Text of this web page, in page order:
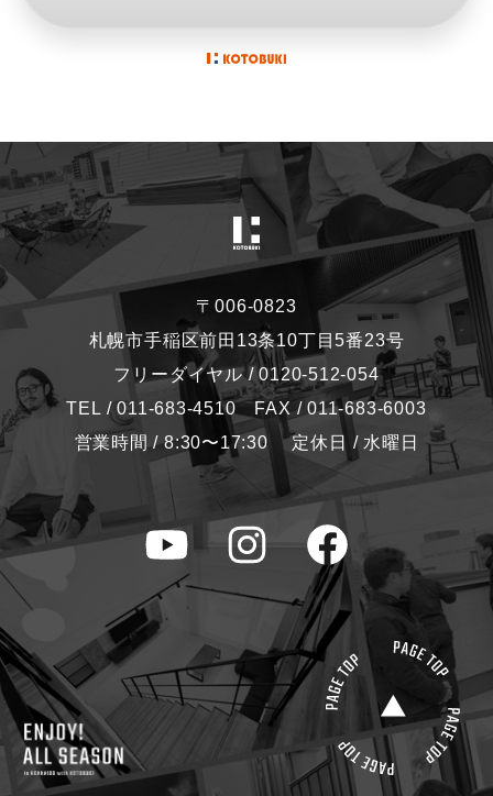
〒006-0823
札幌市手稲区前田13条10丁目5番23号
フリーダイヤル / 0120-512-054
TEL / 011-683-4510 FAX / 011-683-6003
営業時間 / 8:30〜17:30 定休日 / 水曜日